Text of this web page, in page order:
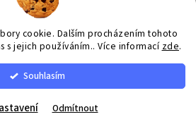
cookie. Dalším procházením tohoto
s jejich používáním.. Více informací zde.
Souhlasím
Odmítnout
Surtep. Všechna práva vyhrazena.
Shoptet| DesignShoptak.cz